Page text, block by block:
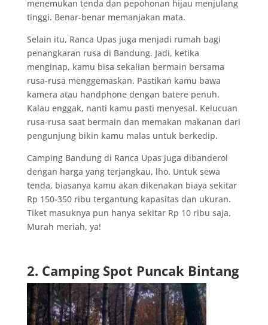
menemukan tenda dan pepohonan hijau menjulang
tinggi. Benar-benar memanjakan mata.
Selain itu, Ranca Upas juga menjadi rumah bagi
penangkaran rusa di Bandung. Jadi, ketika
menginap, kamu bisa sekalian bermain bersama
rusa-rusa menggemaskan. Pastikan kamu bawa
kamera atau handphone dengan batere penuh.
Kalau enggak, nanti kamu pasti menyesal. Kelucuan
rusa-rusa saat bermain dan memakan makanan dari
pengunjung bikin kamu malas untuk berkedip.
Camping Bandung di Ranca Upas juga dibanderol
dengan harga yang terjangkau, lho. Untuk sewa
tenda, biasanya kamu akan dikenakan biaya sekitar
Rp 150-350 ribu tergantung kapasitas dan ukuran.
Tiket masuknya pun hanya sekitar Rp 10 ribu saja.
Murah meriah, ya!
2. Camping Spot Puncak Bintang